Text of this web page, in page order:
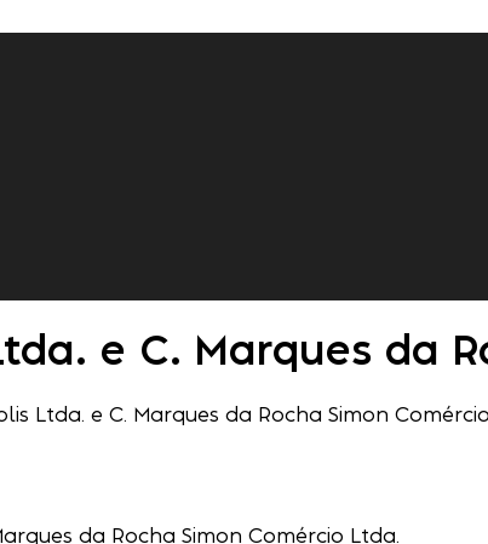
e C. Marques da
Ltda. e C. Marques da Rocha Simon
da Rocha Simon Comércio Ltda.